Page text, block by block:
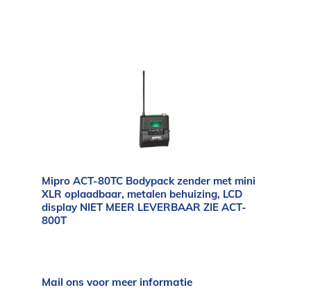
Mipro ACT-80TC Bodypack zender met mini
XLR oplaadbaar, metalen behuizing, LCD
display NIET MEER LEVERBAAR ZIE ACT-
800T
Mail ons voor meer informatie